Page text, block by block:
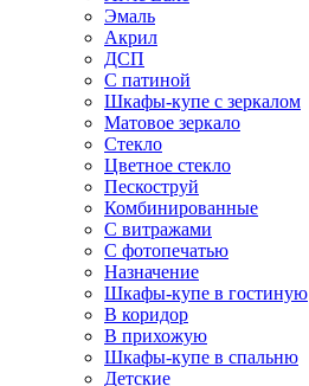
Эмаль
Акрил
ДСП
С патиной
Шкафы-купе с зеркалом
Матовое зеркало
Стекло
Цветное стекло
Пескоструй
Комбинированные
С витражами
С фотопечатью
Назначение
Шкафы-купе в гостиную
В коридор
В прихожую
Шкафы-купе в спальню
Детские